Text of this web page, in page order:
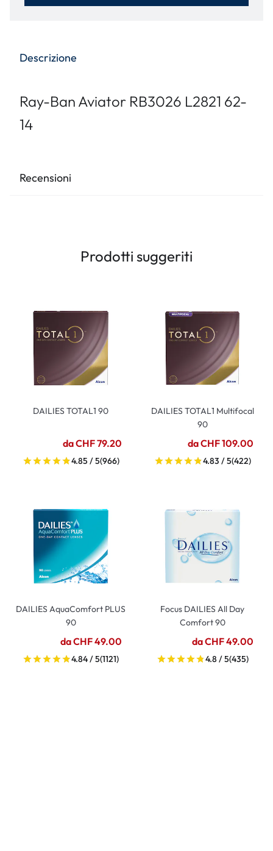
Descrizione
Ray-Ban Aviator RB3026 L2821 62-
14
Recensioni
Prodotti suggeriti
DAILIES TOTAL1 90
da CHF 79.20
4.85 / 5(966)
DAILIES TOTAL1 Multifocal
90
da CHF 109.00
4.83 / 5(422)
DAILIES AquaComfort PLUS
90
da CHF 49.00
4.84 / 5(1121)
Focus DAILIES All Day
Comfort 90
da CHF 49.00
4.8 / 5(435)